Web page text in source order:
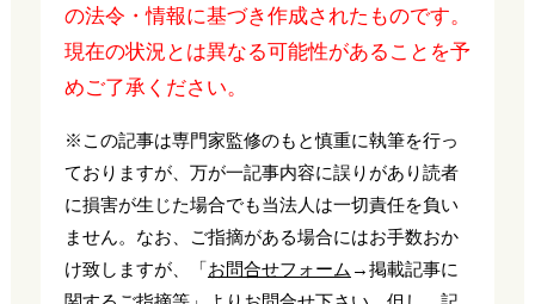
の法令・情報に基づき作成されたものです。
現在の状況とは異なる可能性があることを予
めご了承ください。
※この記事は専門家監修のもと慎重に執筆を行っ
ておりますが、万が一記事内容に誤りがあり読者
に損害が生じた場合でも当法人は一切責任を負い
ません。なお、ご指摘がある場合にはお手数おか
け致しますが、「お問合せフォーム →掲載記事に